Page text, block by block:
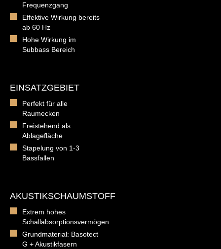
Frequenzgang
Effektive Wirkung bereits
ab 60 Hz
Hohe Wirkung im
Subbass Bereich
EINSATZGEBIET
Perfekt für alle
Raumecken
Freistehend als
Ablagefläche
Stapelung von 1-3
Bassfallen
AKUSTIKSCHAUMSTOFF
Extrem hohes
Schallabsorptionsvermögen
Grundmaterial: Basotect
G + Akustikfasern